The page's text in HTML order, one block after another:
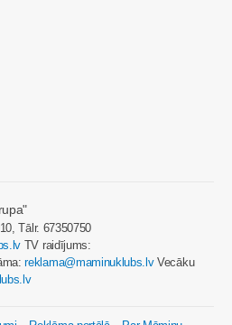
Tālr. 67350750
TV raidījums:
reklama@maminuklubs.lvVecāku